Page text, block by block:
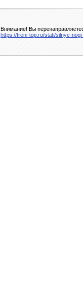
Внимание! Вы
https://treni-top.ru/stati/silnye-